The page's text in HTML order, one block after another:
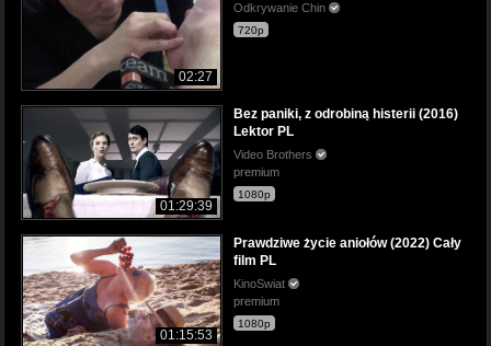
02:27
Odkrywanie Chin
720p
01:29:39
Bez paniki, z odrobiną histerii (2016)
Lektor PL
Video Brothers
premium
1080p
01:15:53
Prawdziwe życie aniołów (2022) Cały
film PL
KinoSwiat
premium
1080p